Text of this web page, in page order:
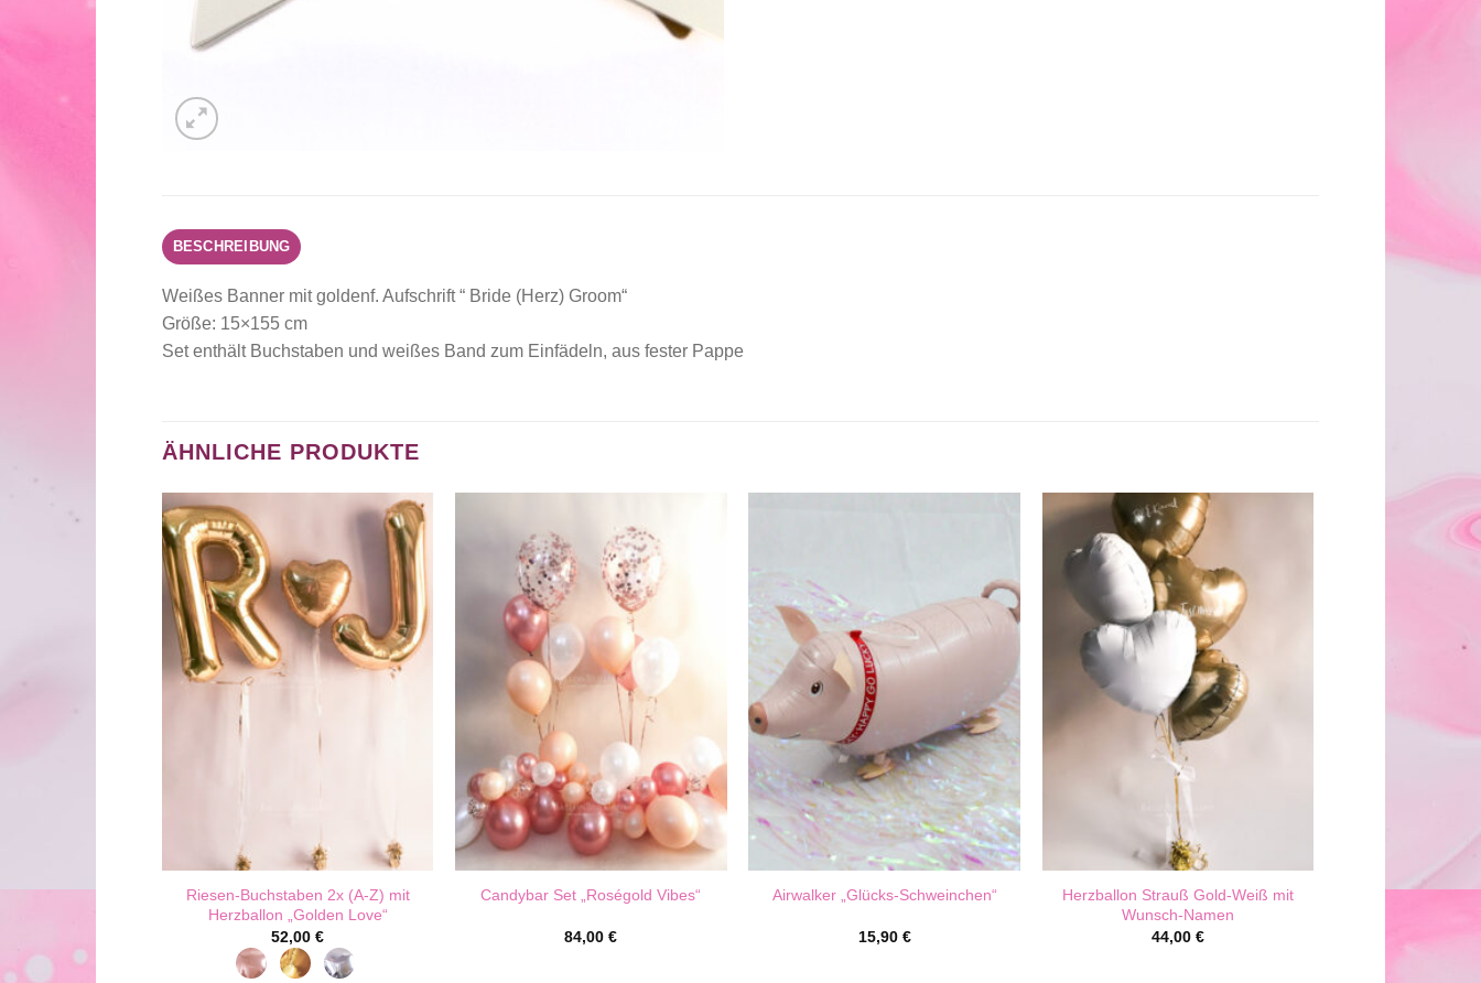
BESCHREIBUNG
Weißes Banner mit goldenf. Aufschrift “ Bride (Herz) Groom“
Größe: 15×155 cm
Set enthält Buchstaben und weißes Band zum Einfädeln, aus fester Pappe
ÄHNLICHE PRODUKTE
Riesen-Buchstaben 2x (A-Z) mit
Herzballon „Golden Love“
52,00€
Candybar Set „Roségold Vibes“
84,00€
Airwalker „Glücks-Schweinchen“
15,90 €
Herzballon Strauß Gold-Weiß mit
Wunsch-Namen
44,00 €
Namen